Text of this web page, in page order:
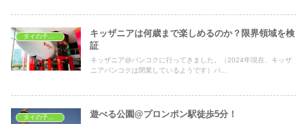
キッザニアは何歳まで楽しめるのか？限界領域を検
証
キッザニア@バンコクに行ってきました。（2024年現在、キッザ
ニアバンコクは閉業しているようです）バ...
遊べる公園@プロンポン駅徒歩5分！